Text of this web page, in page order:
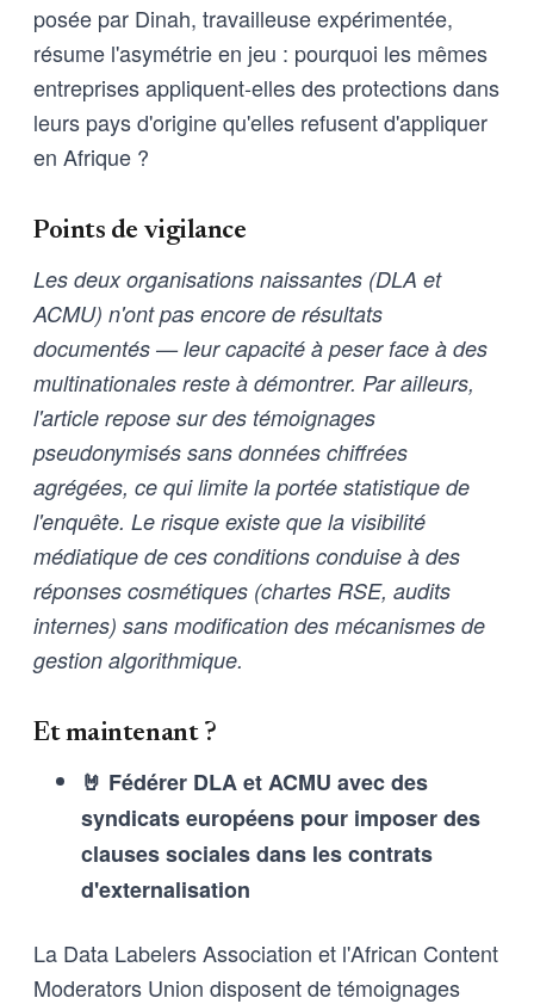
posée par Dinah, travailleuse expérimentée,
résume l'asymétrie en jeu : pourquoi les mêmes
entreprises appliquent-elles des protections dans
leurs pays d'origine qu'elles refusent d'appliquer
en Afrique ?
Points de vigilance
Les deux organisations naissantes (DLA et
ACMU) n'ont pas encore de résultats
documentés — leur capacité à peser face à des
multinationales reste à démontrer. Par ailleurs,
l'article repose sur des témoignages
pseudonymisés sans données chiffrées
agrégées, ce qui limite la portée statistique de
l'enquête. Le risque existe que la visibilité
médiatique de ces conditions conduise à des
réponses cosmétiques (chartes RSE, audits
internes) sans modification des mécanismes de
gestion algorithmique.
Et maintenant ?
🤘 Fédérer DLA et ACMU avec des
syndicats européens pour imposer des
clauses sociales dans les contrats
d'externalisation
La Data Labelers Association et l'African Content
Moderators Union disposent de témoignages